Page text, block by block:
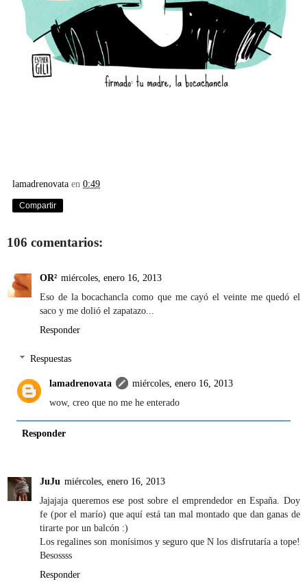
lamadrenovata en 0:49
Compartir
106 comentarios:
OR² miércoles, enero 16, 2013
Eso de la bocachancla como que me cayó el veinte me quedó el
saco y me dolió el zapatazo...
Responder
Respuestas
lamadrenovata
miércoles, enero 16, 2013
wow, creo que no me he enterado
Responder
JuJu miércoles, enero 16, 2013
Jajajaja queremos ese post sobre el emprendedor en España. Doy
fe (por el marío) que aquí está tan mal montado que dan ganas de
tirarte por un balcón :)
Los regalines son monísimos y seguro que N los disfrutaría a tope!
Besossss
Responder